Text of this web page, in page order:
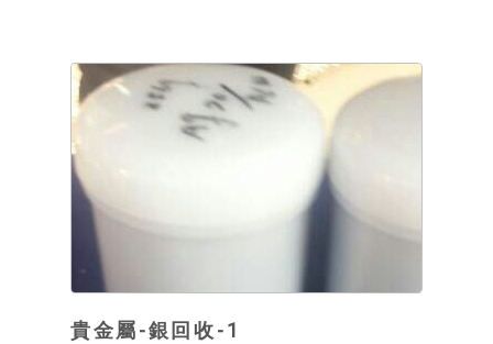
貴金屬-銀回收-1